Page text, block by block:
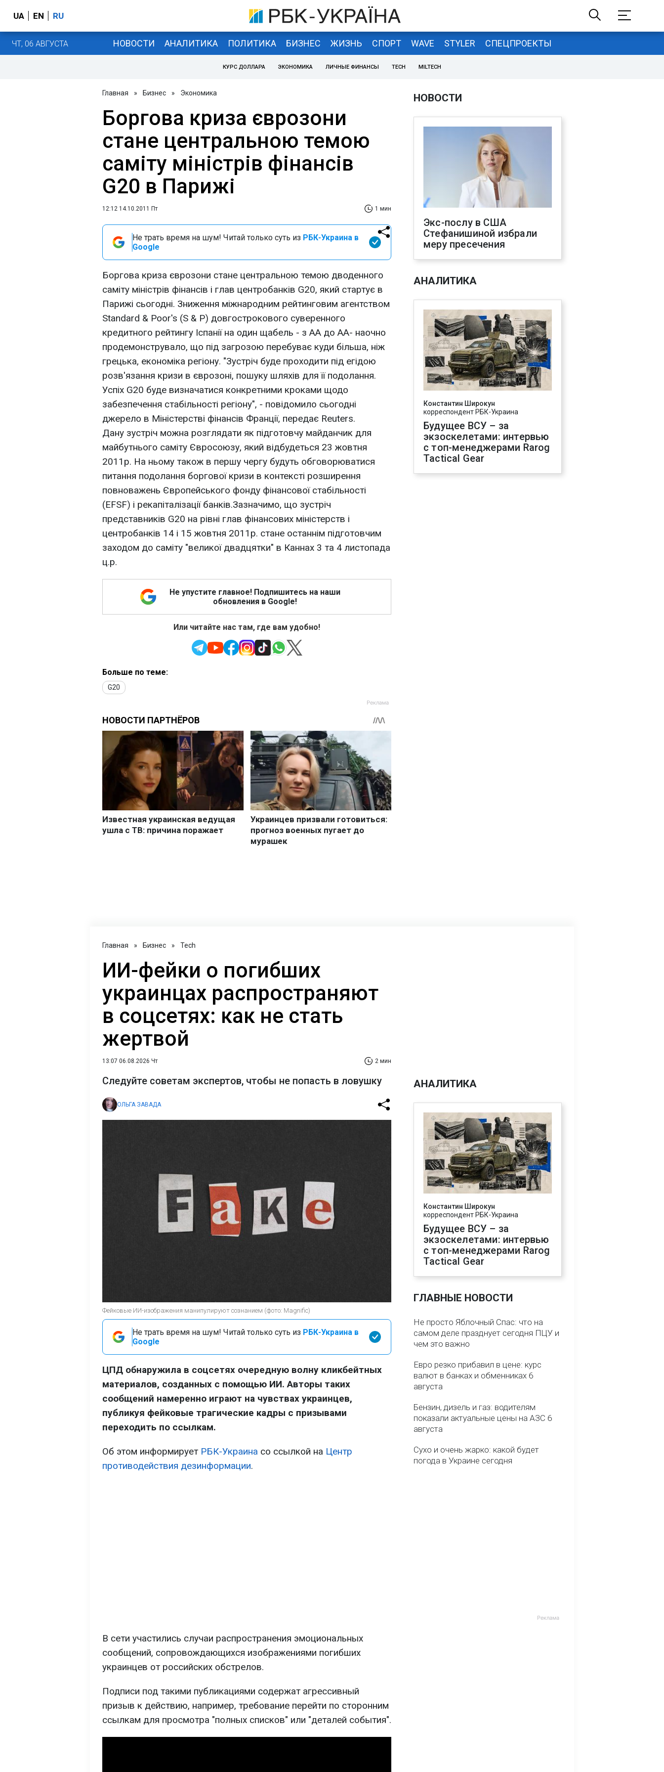
UA EN RU
ЧТ, 06 АВГУСТА НОВОСТИ АНАЛИТИКА ПОЛИТИКА БИЗНЕС ЖИЗНЬ СПОРТ WAVE STYLER СПЕЦПРОЕКТЫ
КУРС ДОЛЛАРА ЭКОНОМИКА ЛИЧНЫЕ ФИНАНСЫ TECH MILTECH
Главная » Бизнес » Экономика
Боргова криза єврозони
стане центральною темою
саміту міністрів фінансів
G20 в Парижі
12:12 14.10.2011 Пт 1 мин
Не трать время на шум! Читай только суть из РБК-Украина в
Google
Боргова криза єврозони стане центральною темою дводенного
саміту міністрів фінансів і глав центробанків G20, який стартує в
Парижі сьогодні. Зниження міжнародним рейтинговим агентством
Standard & Poor's (S & P) довгострокового суверенного
кредитного рейтингу Іспанії на один щабель - з АА до АА- наочно
продемонструвало, що під загрозою перебуває куди більша, ніж
грецька, економіка регіону. "Зустріч буде проходити під егідою
розв'язання кризи в єврозоні, пошуку шляхів для її подолання.
Успіх G20 буде визначатися конкретними кроками щодо
забезпечення стабільності регіону", - повідомило сьогодні
джерело в Міністерстві фінансів Франції, передає Reuters.
Дану зустріч можна розглядати як підготовчу майданчик для
майбутнього саміту Євросоюзу, який відбудеться 23 жовтня
2011р. На ньому також в першу чергу будуть обговорюватися
питання подолання боргової кризи в контексті розширення
повноважень Європейського фонду фінансової стабільності
(EFSF) і рекапіталізації банків.Зазначимо, що зустріч
представників G20 на рівні глав фінансових міністерств і
центробанків 14 і 15 жовтня 2011р. стане останнім підготовчим
заходом до саміту "великої двадцятки" в Каннах 3 та 4 листопада
ц.р.
Не упустите главное! Подпишитесь на наши
обновления в Google!
Или читайте нас там, где вам удобно!
Больше по теме:
G20
НОВОСТИ
Экс-послу в США
Стефанишиной избрали
меру пресечения
АНАЛИТИКА
Константин Широкун
корреспондент РБК-Украина
Будущее ВСУ – за
экзоскелетами: интервью
с топ-менеджерами Rarog
Tactical Gear
Главная » Бизнес » Tech
ИИ-фейки о погибших
украинцах распространяют
в соцсетях: как не стать
жертвой
13:07 06.08.2026 Чт 2 мин
Следуйте советам экспертов, чтобы не попасть в ловушку
ОЛЬГА ЗАВАДА
Фейковые ИИ-изображения манипулируют сознанием (фото: Magnific)
Не трать время на шум! Читай только суть из РБК-Украина в
Google
ЦПД обнаружила в соцсетях очередную волну кликбейтных
материалов, созданных с помощью ИИ. Авторы таких
сообщений намеренно играют на чувствах украинцев,
публикуя фейковые трагические кадры с призывами
переходить по ссылкам.
Об этом информирует РБК-Украина со ссылкой на Центр
противодействия дезинформации.
В сети участились случаи распространения эмоциональных
сообщений, сопровождающихся изображениями погибших
украинцев от российских обстрелов.
Подписи под такими публикациями содержат агрессивный
призыв к действию, например, требование перейти по сторонним
ссылкам для просмотра "полных списков" или "деталей события".
АНАЛИТИКА
Константин Широкун
корреспондент РБК-Украина
Будущее ВСУ – за
экзоскелетами: интервью
с топ-менеджерами Rarog
Tactical Gear
ГЛАВНЫЕ НОВОСТИ
Не просто Яблочный Спас: что на
самом деле празднует сегодня ПЦУ и
чем это важно
Евро резко прибавил в цене: курс
валют в банках и обменниках 6
августа
Бензин, дизель и газ: водителям
показали актуальные цены на АЗС 6
августа
Сухо и очень жарко: какой будет
погода в Украине сегодня